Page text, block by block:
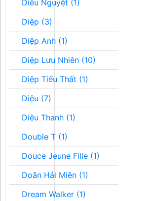
Diêu Nguyệt (1)
Diệp (3)
Diệp Anh (1)
Diệp Lưu Nhiên (10)
Diệp Tiểu Thất (1)
Diệu (7)
Diệu Thanh (1)
Double T (1)
Douce Jeune Fille (1)
Doãn Hải Miên (1)
Dream Walker (1)